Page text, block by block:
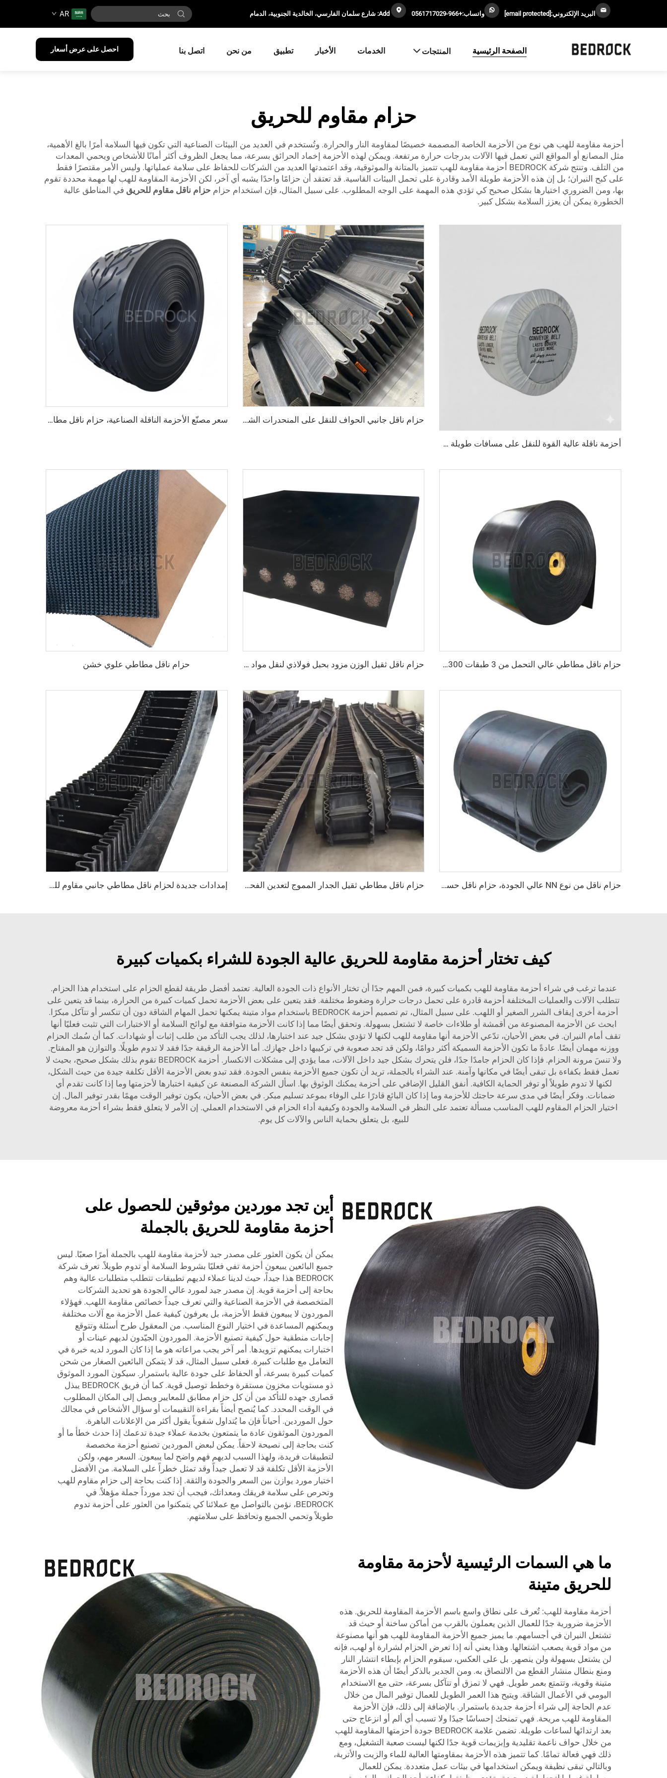
البريد الإلكتروني: واتساب:+966-0561717029
AR
الصفحة الرئيسية المنتجات الخدمات الأخبار تطبيق من نحن اتصل بنا احصل على عرض أسعار
حزام مقاوم للحريق
أحزمة مقاومة للهب هي نوع من الأحزمة الخاصة المصممة خصيصًا لمقاومة النار والحرارة. وتُستخدم في العديد من البيئات الصناعية التي تكون فيها السلامة أمرًا بالغ الأهمية،
مثل المصانع أو المواقع التي تعمل فيها الآلات بدرجات حرارة مرتفعة. ويمكن لهذه الأحزمة إخماد الحرائق بسرعة، مما يجعل الظروف أكثر أمانًا للأشخاص ويحمي المعدات
من التلف. وتنتج شركة BEDROCK أحزمة مقاومة للهب تتميز بالمتانة والموثوقية، وقد اعتمدتها العديد من الشركات للحفاظ على سلامة عملياتها. وليس الأمر مقتصرًا فقط
على كبح النيران؛ بل إن هذه الأحزمة طويلة الأمد وقادرة على تحمل البيئات القاسية. قد تعتقد أن حزامًا واحدًا يشبه أي آخر، لكن الأحزمة المقاومة للهب لها مهمة محددة تقوم
بها، ومن الضروري اختيارها بشكل صحيح كي تؤدي هذه المهمة على الوجه المطلوب. على سبيل المثال، فإن استخدام حزام حزام ناقل مقاوم للحريق في المناطق عالية
الخطورة يمكن أن يعزز السلامة بشكل كبير.
أحزمة ناقلة عالية القوة للنقل على مسافات طويلة في الظروف المناخية الحارة
حزام ناقل جانبي الحواف للنقل على المنحدرات الشديدة والعمودية سعر مصنّع الأحزمة الناقلة الصناعية، حزام ناقل مطاطي شائك EP250 صناعي قوي جدًا لاستخدامات التعدين
حزام ناقل مطاطي عالي التحمل من 3 طبقات EP300 بعرض 800مم/1000مم/1200مم لتعدين الفحم حزام ناقل ثقيل الوزن مزود بحبل فولاذي لنقل مواد الأسمنت والحجر الجيري السائبة لمسافات طويلة حزام ناقل مطاطي علوي خشن
حزام ناقل من نوع NN عالي الجودة، حزام ناقل حسب الطلب (OEM) قابل للتخصيص حزام ناقل مطاطي ثقيل الجدار المموج لتعدين الفحم والمطاعم إمدادات جديدة لحزام ناقل مطاطي جانبي مقاوم للحرارة وقابل للتعديل في السرعة، لتفريغ المستودعات واستخدامه في المصانع التصنيعية
كيف تختار أحزمة مقاومة للحريق عالية الجودة للشراء بكميات كبيرة
عندما ترغب في شراء أحزمة مقاومة للهب بكميات كبيرة، فمن المهم جدًا أن تختار الأنواع ذات الجودة العالية. تعتمد أفضل طريقة لقطع الحزام على استخدام هذا الحزام.
تتطلب الآلات والعمليات المختلفة أحزمة قادرة على تحمل درجات حرارة وضغوط مختلفة. فقد يتعين على بعض الأحزمة تحمل كميات كبيرة من الحرارة، بينما قد يتعين على
أحزمة أخرى إيقاف الشرر الصغير أو اللهب. على سبيل المثال، تم تصميم أحزمة BEDROCK باستخدام مواد متينة يمكنها تحمل المهام الشاقة دون أن تنكسر أو تتآكل مبكرًا.
ابحث عن الأحزمة المصنوعة من أقمشة أو طلاءات خاصة لا تشتعل بسهولة. وتحقق أيضًا مما إذا كانت الأحزمة متوافقة مع لوائح السلامة أو الاختبارات التي تثبت فعليًا أنها
تقف أمام النيران. في بعض الأحيان، تدّعي الأحزمة أنها مقاومة للهب لكنها لا تؤدي بشكل جيد عند اختبارها، لذلك يجب التأكد من طلب إثبات أو شهادات. كما أن سُمك الحزام
ووزنه مهمان أيضًا. عادةً ما تكون الأحزمة السميكة أكثر دوامًا، ولكن قد تجد صعوبة في تركيبها داخل جهازك. أما الأحزمة الرقيقة جدًا فقد لا تدوم طويلًا. والتوازن هو المفتاح.
ولا تنسَ مرونة الحزام. فإذا كان الحزام جامدًا جدًا، فلن يتحرك بشكل جيد داخل الآلات، مما يؤدي إلى مشكلات الانكسار. أحزمة BEDROCK تقوم بذلك بشكل صحيح، بحيث لا
تعمل فقط بكفاءة بل تبقى أيضًا في مكانها وآمنة. عند الشراء بالجملة، تريد أن تكون جميع الأحزمة بنفس الجودة. فقد تبدو بعض الأحزمة الأقل تكلفة جيدة من حيث الشكل،
لكنها لا تدوم طويلاً أو توفر الحماية الكافية. أنفق القليل الإضافي على أحزمة يمكنك الوثوق بها. اسأل الشركة المصنعة عن كيفية اختبارها لأحزمتها وما إذا كانت تقدم أي
ضمانات. وفكر أيضًا في مدى سرعة حاجتك للأحزمة وما إذا كان البائع قادرًا على الوفاء بموعد تسليم مبكر. في بعض الأحيان، يكون توفير الوقت مهمًا بقدر توفير المال. إن
اختيار الحزام المقاوم للهب المناسب مسألة تعتمد على النظر في السلامة والجودة وكيفية أداء الحزام في الاستخدام العملي. إن الأمر لا يتعلق فقط بشراء أحزمة معروضة
للبيع، بل يتعلق بحماية الناس والآلات كل يوم.
أين تجد موردين موثوقين للحصول على
أحزمة مقاومة للحريق بالجملة
يمكن أن يكون العثور على مصدر جيد لأحزمة مقاومة للهب بالجملة أمرًا صعبًا. ليس
جميع البائعين يبيعون أحزمة تفي فعليًا بشروط السلامة أو تدوم طويلاً. تعرف شركة
BEDROCK هذا جيداً، حيث لدينا عملاء لديهم تطبيقات تتطلب متطلبات عالية وهم
بحاجة إلى أحزمة قوية. إن مصدر جيد لمورد عالي الجودة هو تحديد الشركات
المتخصصة في الأحزمة الصناعية والتي تعرف جيداً خصائص مقاومة اللهب. فهؤلاء
الموردون لا يبيعون فقط الأحزمة، بل يعرفون كيفية عمل الأحزمة مع آلات مختلفة
ويمكنهم المساعدة في اختيار النوع المناسب. من المعقول طرح أسئلة وتتوقع
إجابات منطقية حول كيفية تصنيع الأحزمة. الموردون الجيّدون لديهم عينات أو
اختبارات يمكنهم تزويدها. أمر آخر يجب مراعاته هو ما إذا كان المورد لديه خبرة في
التعامل مع طلبات كبيرة. فعلى سبيل المثال، قد لا يتمكن البائعين الصغار من شحن
كميات كبيرة بسرعة، أو الحفاظ على جودة عالية باستمرار. سيكون المورد الموثوق
ذو مستويات مخزون مستقرة وخطط توصيل قوية. كما أن فريق BEDROCK يبذل
قصارى جهده للتأكد من أن كل حزام مطابق للمعايير ويصل إلى المكان المطلوب
في الوقت المحدد. كما يُنصح أيضاً بقراءة التقييمات أو سؤال الأشخاص في مجالك
حول الموردين. أحياناً فإن ما يُتداول شفوياً يقول أكثر من الإعلانات الباهرة.
الموردون الموثقون عادة ما يتمتعون بخدمة عملاء جيدة تدعمك إذا حدث خطأ ما أو
كنت بحاجة إلى نصيحة لاحقاً. يمكن لبعض الموردين تصنيع أحزمة مخصصة
لتطبيقات فريدة، ولهذا السبب لديهم فهم واضح لما يبيعون. السعر مهم، ولكن
الأحزمة الأقل تكلفة قد لا تعمل جيداً وقد تمثل خطراً على السلامة. من الأفضل
اختيار مورد يوازن بين السعر والجودة والثقة. إذا كنت بحاجة إلى حزام مقاوم للهب
وتحرص على سلامة فريقك ومعداتك، فيجب أن تجد مورداً جملة مؤهلاً. في
BEDROCK، نؤمن بالتواصل مع عملائنا كي يتمكنوا من العثور على أحزمة تدوم
طويلاً وتحمي الجميع وتحافظ على سلامتهم.
ما هي السمات الرئيسية لأحزمة مقاومة
للحريق متينة
أحزمة مقاومة للهب: تُعرف على نطاق واسع باسم الأحزمة المقاومة للحريق. هذه
الأحزمة ضرورية جدًا للعمال الذين يعملون بالقرب من أماكن ساخنة أو حيث قد
تشتعل النيران في أجسامهم. ما يميز جميع الأحزمة المقاومة للهب هو أنها مصنوعة
من مواد قوية يصعب اشتعالها. وهذا يعني أنه إذا تعرض الحزام لشرارة أو لهب، فإنه
لن يشتعل بسهولة ولن ينصهر. بل على العكس، سيقوم الحزام بإبطاء انتشار النار
ومنع بنطال منشار القطع من الالتصاق به. ومن الجدير بالذكر أيضًا أن هذه الأحزمة
متينة وقوية، وتتمتع بعمر طويل. فهي لا تمزق أو تتآكل بسرعة، حتى مع الاستخدام
اليومي في الأعمال الشاقة. ويتيح هذا العمر الطويل للعمال توفير المال من خلال
عدم الحاجة إلى شراء أحزمة جديدة باستمرار. بالإضافة إلى ذلك، فإن الأحزمة
المقاومة للهب مريحة. فهي تمنحك إحساسًا جيدًا ولا تسبب أي ألم أو انزعاج حتى
بعد ارتدائها لساعات طويلة. تضمن علامة BEDROCK جودة أحزمتها المقاومة للهب
من خلال حواف ناعمة تقليدية وإبزيمات قوية جدًا لكنها ليست صعبة التشغيل، ومع
ذلك فهي فعالة تمامًا. كما تتميز هذه الأحزمة بمقاومتها العالية للماء والزيت والأتربة،
وبالتالي تبقى نظيفة ويمكن استخدامها في بيئات عمل متعددة. يمكن للعمال